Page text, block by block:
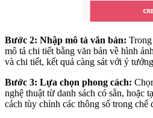
Bước 2: Nhập mô tả văn bản:
mô tả chi tiết bằng văn bản về hình
và chi tiết, kết quả càng sát với ý
Bước 3: Lựa chọn phong cách:
nghệ thuật từ danh sách có sẵn, hoặc
cách tùy chỉnh các thông số trong